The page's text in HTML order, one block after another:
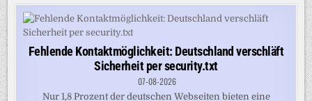
Fehlende Kontaktmöglichkeit: Deutschland verschläft
Sicherheit per security.txt
07-08-2026
Nur 1,8 Prozent der deutschen Webseiten bieten eine